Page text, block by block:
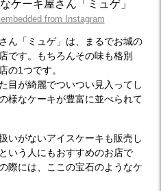
from Instagram
ん「ミュゲ」は、まるでお城の
です。もちろんその味も格別
の1つです。
目が綺麗でついつい見入ってし
様なケーキが豊富に並べられて
いがないアイスケーキも販売し
いう人にもおすすめのお店で
際には、ここの宝石のようなケ